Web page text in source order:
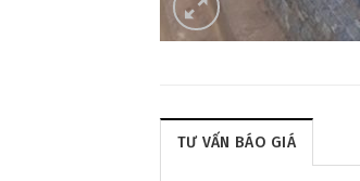
TƯ VẤN BÁO GIÁ